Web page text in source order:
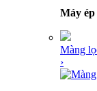
Máy ép
Màng
›